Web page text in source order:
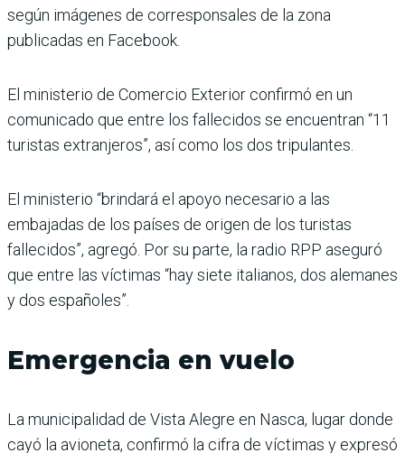
según imágenes de corresponsales de la zona
publicadas en Facebook.
El ministerio de Comercio Exterior confirmó en un
comunicado que entre los fallecidos se encuentran “11
turistas extranjeros”, así como los dos tripulantes.
El ministerio “brindará el apoyo necesario a las
embajadas de los países de origen de los turistas
fallecidos”, agregó. Por su parte, la radio RPP aseguró
que entre las víctimas “hay siete italianos, dos alemanes
y dos españoles”.
Emergencia en vuelo
La municipalidad de Vista Alegre en Nasca, lugar donde
cayó la avioneta, confirmó la cifra de víctimas y expresó